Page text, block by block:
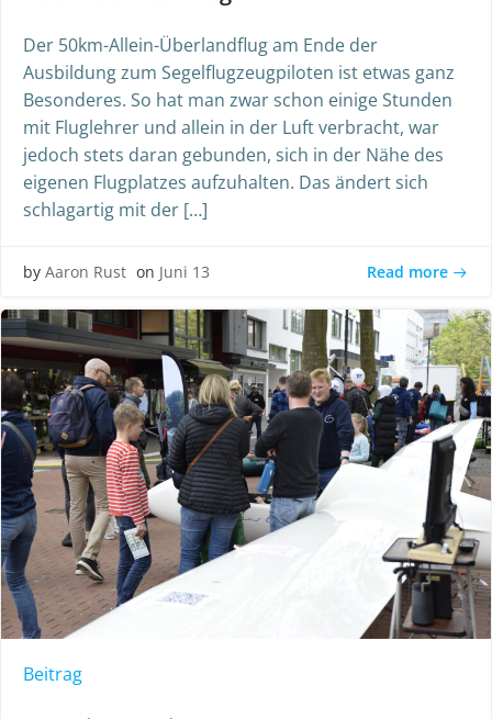
Der 50km-Allein-Überlandflug am Ende der
Ausbildung zum Segelflugzeugpiloten ist etwas ganz
Besonderes. So hat man zwar schon einige Stunden
mit Fluglehrer und allein in der Luft verbracht, war
jedoch stets daran gebunden, sich in der Nähe des
eigenen Flugplatzes aufzuhalten. Das ändert sich
schlagartig mit der […]
by Aaron Rust on Juni 13 Read more
Beitrag